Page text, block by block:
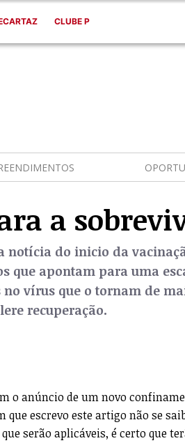
CLUBE P
a
notícia do inicio da
que apontam para uma
no vírus que o tornam de
recuperação.
o anúncio de um novo
que escrevo este artigo não se
serão aplicáveis, é certo que